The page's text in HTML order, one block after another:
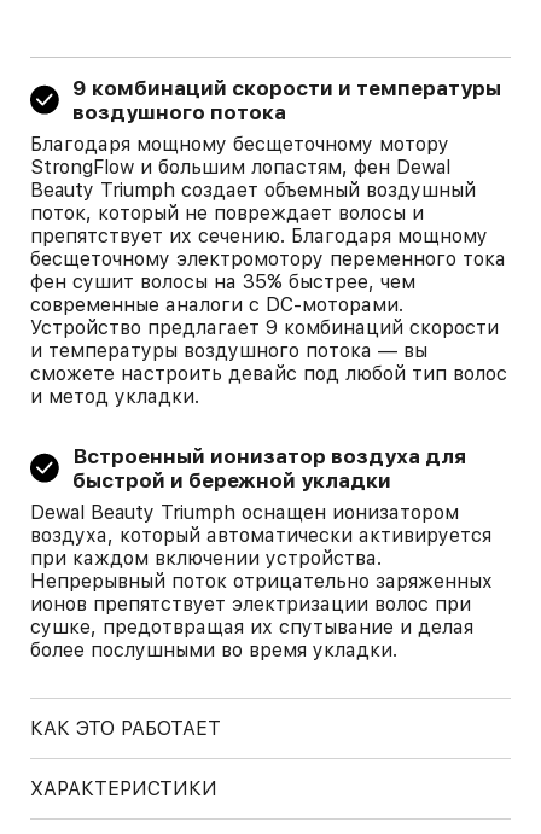
9 комбинаций скорости и температуры
воздушного потока
Благодаря мощному бесщеточному мотору
StrongFlow и большим лопастям, фен Dewal
Beauty Triumph создает объемный воздушный
поток, который не повреждает волосы и
препятствует их сечению. Благодаря мощному
бесщеточному электромотору переменного тока
фен сушит волосы на 35% быстрее, чем
современные аналоги с DC-моторами.
Устройство предлагает 9 комбинаций скорости
и температуры воздушного потока — вы
сможете настроить девайс под любой тип волос
и метод укладки.
Встроенный ионизатор воздуха для
быстрой и бережной укладки
Dewal Beauty Triumph оснащен ионизатором
воздуха, который автоматически активируется
при каждом включении устройства.
Непрерывный поток отрицательно заряженных
ионов препятствует электризации волос при
сушке, предотвращая их спутывание и делая
более послушными во время укладки.
КАК ЭТО РАБОТАЕТ
ХАРАКТЕРИСТИКИ